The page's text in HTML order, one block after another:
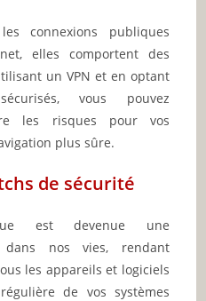
connexions publiques
elles comportent des
un VPN et en optant
vous pouvez
les risques pour vos
plus sûre.
de sécurité
est devenue une
dans nos vies, rendant
les appareils et logiciels
de vos systèmes